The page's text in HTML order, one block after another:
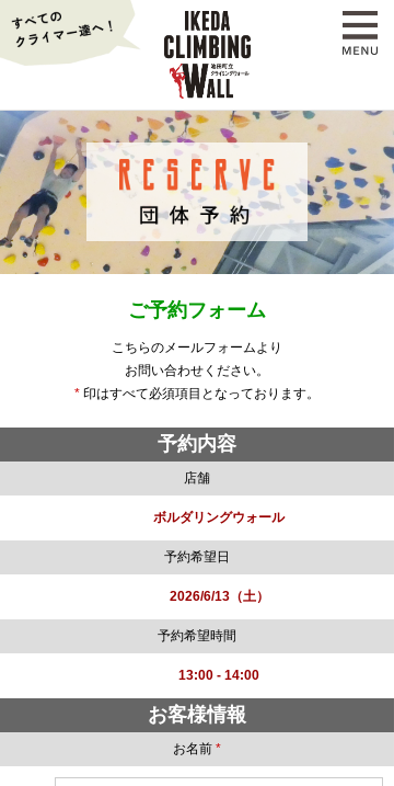
ご予約フォーム
こちらのメールフォームより
お問い合わせください。
* 印はすべて必須項目となっております。
予約内容
店舗
ボルダリングウォール
予約希望日
2026/6/13（土）
予約希望時間
13:00 - 14:00
お客様情報
お名前 *